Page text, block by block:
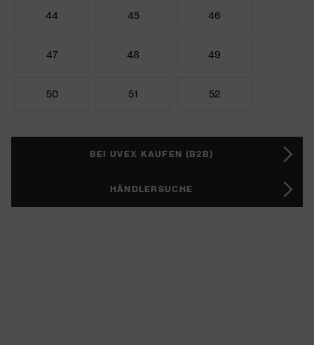
44 45 46
47 48 49
50 51 52
BEI UVEX KAUFEN (B2B)
HÄNDLERSUCHE